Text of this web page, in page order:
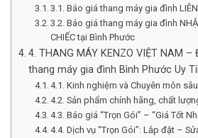
3.1. Báo giá thang máy gia đình
3.2. Báo giá thang máy gia đình
CHIẾC tại Bình Phước
4. THANG MÁY KENZO VIỆT NAM
thang máy gia đình Bình Phước Uy
4.1. Kinh nghiệm và Chuyên môn sâu
4.2. Sản phẩm chính hãng, chất
4.3. Báo giá “Trọn Gói” – “Giá Tốt
4.4. Dịch vụ “Trọn Gói”: Lắp đặt –